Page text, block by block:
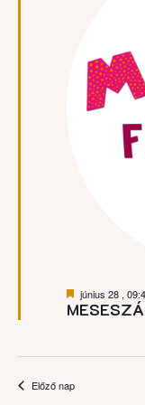
Kiemelt
június 28 ,
Előző nap